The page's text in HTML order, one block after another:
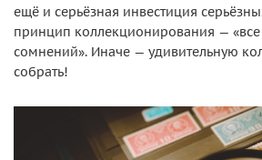
ещё и серьёзная инвестиция
принцип коллекционирования —
сомнений». Иначе — удивительную
собрать!